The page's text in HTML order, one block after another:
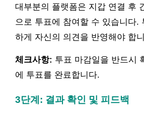
대부분의 플랫폼은 지갑 연결 후
으로 투표에 참여할 수 있습니다.
하게 자신의 의견을 반영해야 합
체크사항: 투표 마감일을 반드시
에 투표를 완료합니다.
3단계: 결과 확인 및 피드백